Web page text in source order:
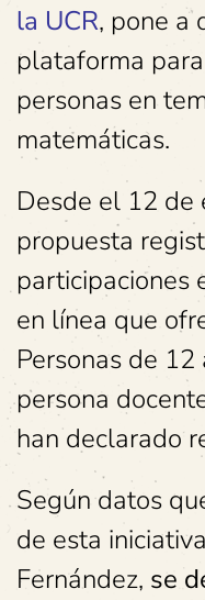
la UCR, pone a
plataforma
personas en
matemáticas.
Desde el 12 de
propuesta
participaciones
en línea que
Personas de
persona
han declarado
Según datos
de esta
Fernández, se